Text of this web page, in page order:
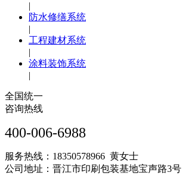
|
防水修缮系统
|
工程建材系统
|
涂料装饰系统
|
全国统一
咨询热线
400-006-6988
服务热线：18350578966 黄女士
公司地址：晋江市印刷包装基地宝声路3号